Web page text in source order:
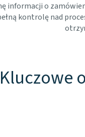
informacji o
kontrolę nad
Kluczowe